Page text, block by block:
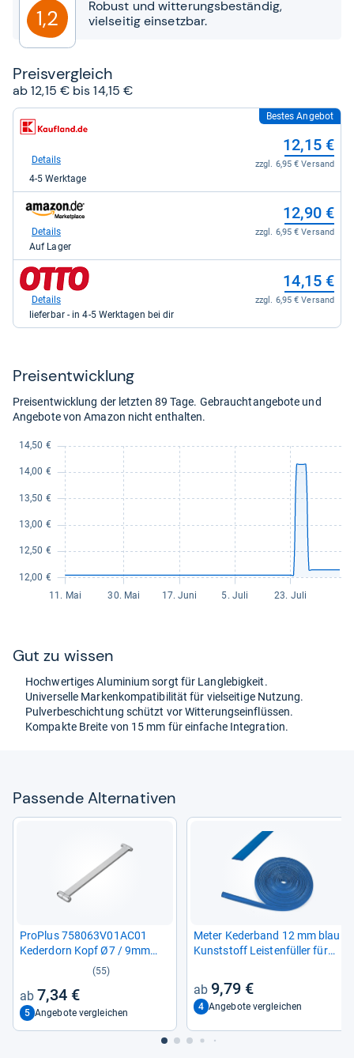
1,2
Robust und witterungsbeständig,
vielseitig einsetzbar.
Preis­ver­gleich
ab 12,15 € bis 14,15 €
zum
Shop:
Kaufland
12,15
kaufen.
Bestes Angebot
12,15 €
zzgl. 6,95 € Versand
Details
4-5 Werktage
zum
Shop:
Amazon.de
12,90
kaufen.
12,90 €
zzgl. 6,95 € Versand
Details
Auf Lager
zum
Shop:
Otto.de
14,15 €
zzgl. 6,95 € Versand
Details
lieferbar - in 4-5 Werktagen bei dir
Preis­ent­wick­lung
Preisentwicklung der letzten 89 Tage. Gebrauchtangebote und
Angebote von Amazon nicht enthalten.
Gut zu wis­sen
Hoch­wer­ti­ges Alu­mi­nium sorgt für Lang­le­big­keit.
Uni­ver­selle Mar­ken­kom­pa­ti­bi­li­tät für viel­sei­tige Nut­zung.
Pul­ver­be­schich­tung schützt vor Wit­te­rungs­ein­flüs­sen.
Kom­pakte Breite von 15 mm für ein­fa­che Inte­gra­tion.
Pas­sende Alter­na­ti­ven
Pro­Plus 758063V01AC01
Keder­dorn Kopf Ø7 / 9mm
Auf­weit­dorn Keder Dorn
(55)
7,34 €
5 Angebote vergleichen
Meter Keder­band 12 mm blau
Kunst­stoff Leis­ten­fül­ler für
9,79 €
4 Angebote vergleichen